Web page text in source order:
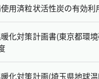
用済粒状活性炭の有効利
化対策計画書(東京都環
化対策計画(埼玉県地球